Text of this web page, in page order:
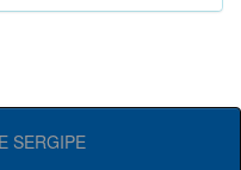
SERGIPE